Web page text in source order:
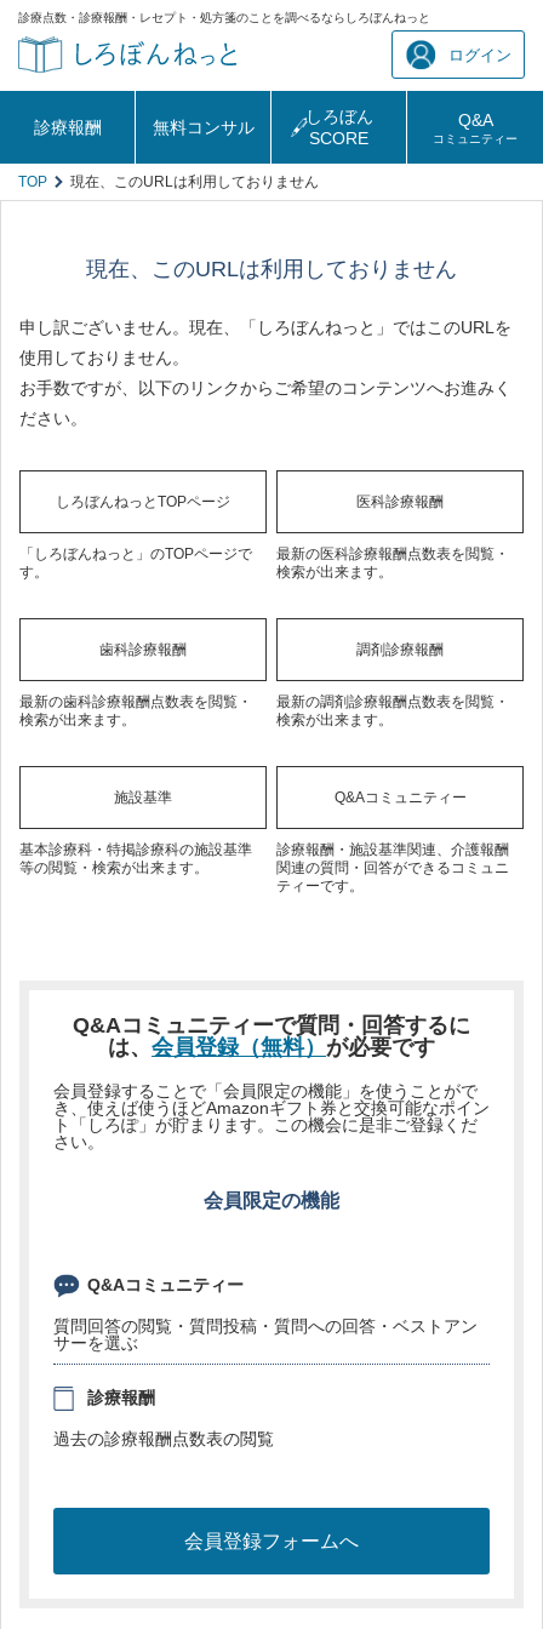
診療点数・診療報酬・レセプト・処方箋のことを調べるならしろぼんねっと
ログイン
診療報酬 無料コンサル
しろぼん
SCORE
Q&A
コミュニティー
TOP 現在、このURLは利用しておりません
現在、このURLは利用しておりません
申し訳ございません。現在、「しろぼんねっと」ではこのURLを
使用しておりません。
お手数ですが、以下のリンクからご希望のコンテンツへお進みく
ださい。
しろぼんねっとTOPページ
「しろぼんねっと」のTOPページで
す。
医科診療報酬
最新の医科診療報酬点数表を閲覧・
検索が出来ます。
歯科診療報酬
最新の歯科診療報酬点数表を閲覧・
検索が出来ます。
調剤診療報酬
最新の調剤診療報酬点数表を閲覧・
検索が出来ます。
施設基準
基本診療科・特掲診療科の施設基準
等の閲覧・検索が出来ます。
Q&Aコミュニティー
診療報酬・施設基準関連、介護報酬
関連の質問・回答ができるコミュニ
ティーです。
Q&Aコミュニティーで質問・回答するに
は、 会員登録（無料） が必要です
会員登録することで「会員限定の機能」を使うことがで
き、使えば使うほどAmazonギフト券と交換可能なポイン
ト「しろぽ」が貯まります。この機会に是非ご登録くだ
さい。
会員限定の機能
Q&Aコミュニティー
質問回答の閲覧・質問投稿・質問への回答・ベストアン
サーを選ぶ
診療報酬
過去の診療報酬点数表の閲覧
会員登録フォームへ